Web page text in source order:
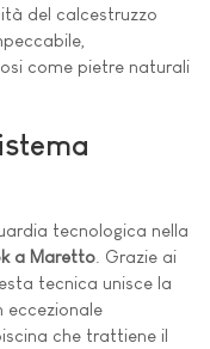
del calcestruzzo
come pietre naturali
tecnologica nella
a Maretto . Grazie ai
tecnica unisce la
eccezionale
che trattiene il